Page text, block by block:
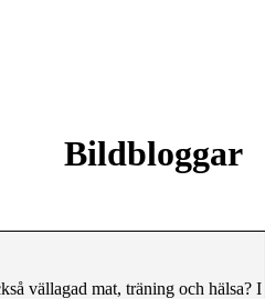
Bildbloggar
vällagad mat, träning och hälsa? I